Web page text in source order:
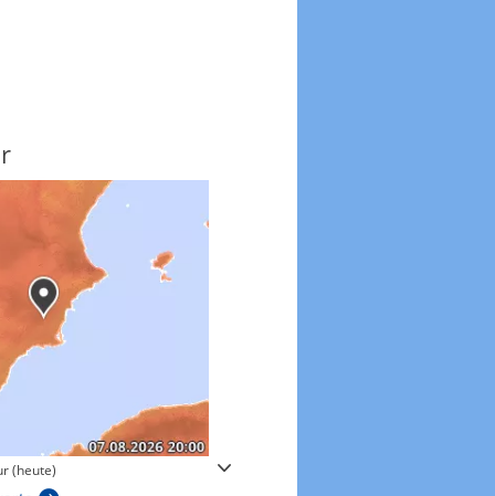
(heute) Windgeschwindigkeiten in 3h